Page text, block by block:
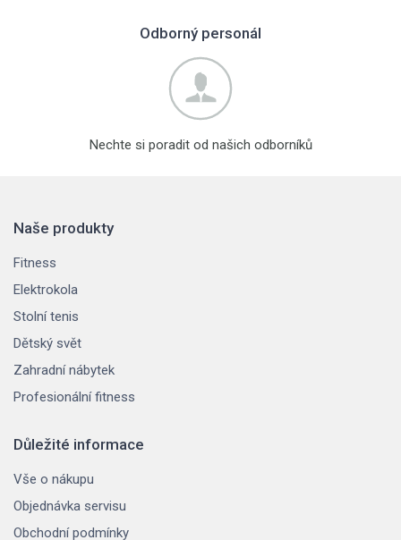
Odborný personál
Nechte si poradit od našich odborníků
Naše produkty
Fitness
Elektrokola
Stolní tenis
Dětský svět
Zahradní nábytek
Profesionální fitness
Důležité informace
Vše o nákupu
Objednávka servisu
Obchodní podmínky